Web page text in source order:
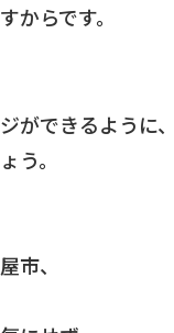
からです。
ができるように
う。
市、